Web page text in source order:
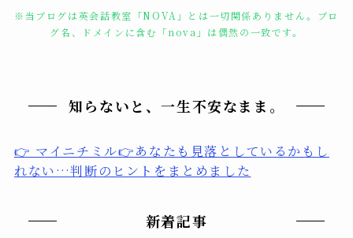
※当ブログは英会話教室「NOVA」とは一切関係ありません。ブロ
グ名、ドメインに含む「nova」は偶然の一致です。
知らないと、一生不安なまま。
👉 マイニチミル👉あなたも見落としているかもし
れない…判断のヒントをまとめました
新着記事